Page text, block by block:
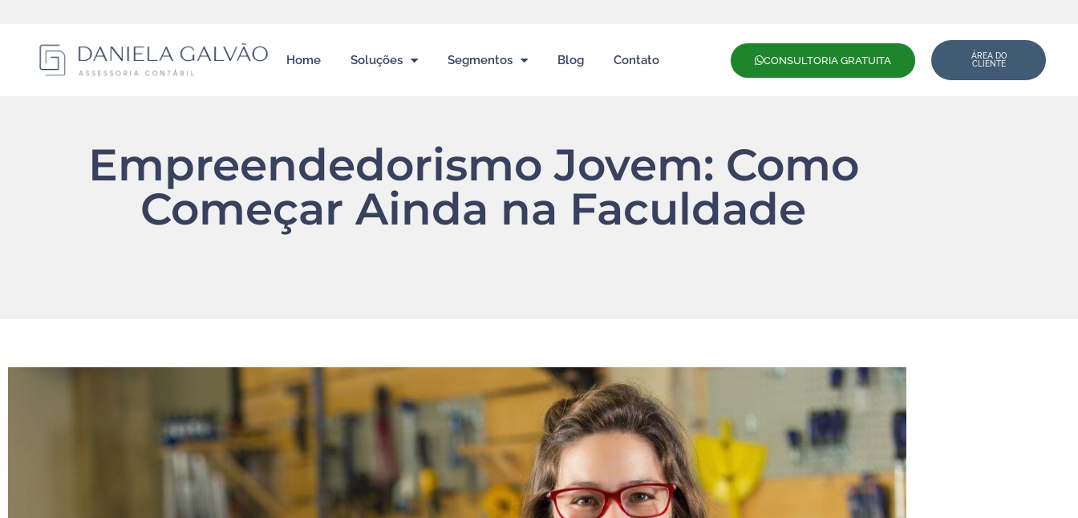
Home Soluções Segmentos Blog Contato CONSULTORIA GRATUITA
ÁREA DO
CLIENTE
Empreendedorismo Jovem: Como
Começar Ainda na Faculdade